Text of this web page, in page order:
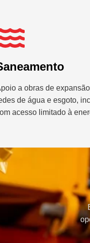
a obras de
de água e esgoto,
acesso limitado à